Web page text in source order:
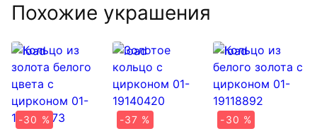
Похожие украшения
-30 %
-37 %
-30 %